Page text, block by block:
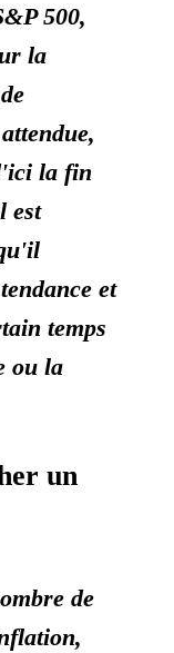
500,
la
la fin
est
et
temps
ou la
un
de